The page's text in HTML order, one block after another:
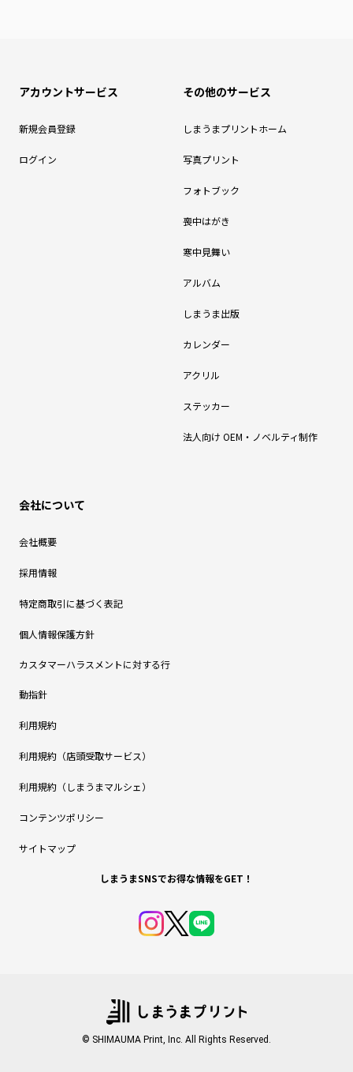
アカウントサービス
新規会員登録
ログイン
その他のサービス
しまうまプリントホーム
写真プリント
フォトブック
喪中はがき
寒中見舞い
アルバム
しまうま出版
カレンダー
アクリル
ステッカー
法人向け OEM・ノベルティ制作
会社について
会社概要
採用情報
特定商取引に基づく表記
個人情報保護方針
カスタマーハラスメントに対する行
動指針
利用規約
利用規約（店頭受取サービス）
利用規約（しまうまマルシェ）
コンテンツポリシー
サイトマップ
しまうまSNSでお得な情報をGET！
© SHIMAUMA Print, Inc. All Rights Reserved.